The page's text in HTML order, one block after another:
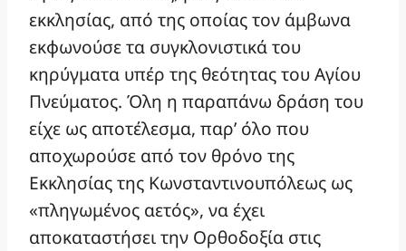
εκκλησίας, από της οποίας τον άμβωνα
εκφωνούσε τα συγκλονιστικά του
κηρύγματα υπέρ της θεότητας του Αγίου
Πνεύματος. Όλη η παραπάνω δράση του
είχε ως αποτέλεσμα, παρ’ όλο που
αποχωρούσε από τον θρόνο της
Εκκλησίας της Κωνσταντινουπόλεως ως
«πληγωμένος αετός», να έχει
αποκαταστήσει την Ορθοδοξία στις